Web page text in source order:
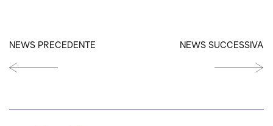
NEWS PRECEDENTE NEWS SUCCESSIVA